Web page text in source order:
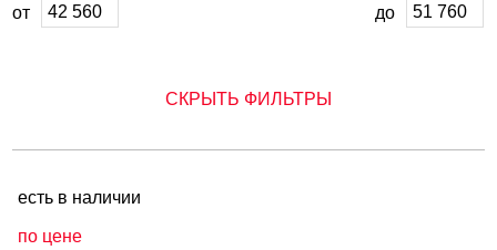
от до
СКРЫТЬ ФИЛЬТРЫ
есть в наличии
по цене